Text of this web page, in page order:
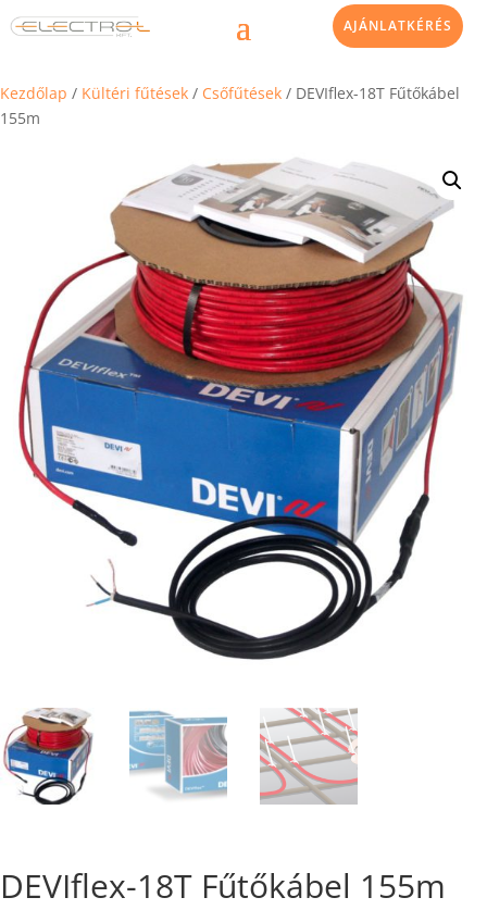
AJÁNLATKÉRÉS
Kezdőlap / Kültéri fűtések / Csőfűtések / DEVIflex-18T Fűtőkábel
155m
DEVIflex-18T Fűtőkábel 155m